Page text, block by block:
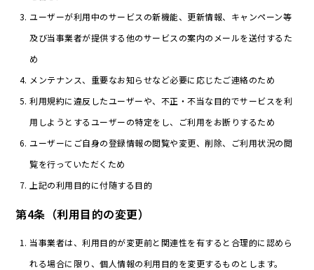
ユーザーが利用中のサービスの新機能、更新情報、キャンペーン等
及び当事業者が提供する他のサービスの案内のメールを送付するた
め
メンテナンス、重要なお知らせなど必要に応じたご連絡のため
利用規約に違反したユーザーや、不正・不当な目的でサービスを利
用しようとするユーザーの特定をし、ご利用をお断りするため
ユーザーにご自身の登録情報の閲覧や変更、削除、ご利用状況の閲
覧を行っていただくため
上記の利用目的に付随する目的
第4条（利用目的の変更）
当事業者は、利用目的が変更前と関連性を有すると合理的に認めら
れる場合に限り、個人情報の利用目的を変更するものとします。